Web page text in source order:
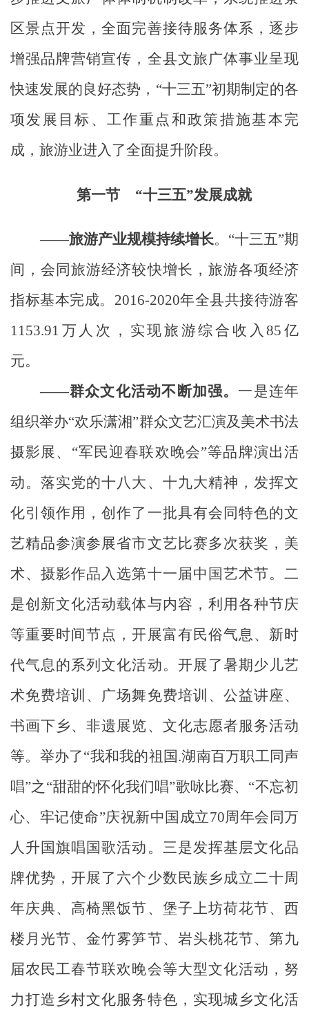
区景点开发，全面完善接待服务体系， 逐步
增强品牌营销宣传，全县文旅广体事业呈现
快速发展的良好态势， “十三五”初期制定的各
项发展目标、工作重点和政策措施基本完
成，旅游业进入了全面提升阶段。
第一节 “十三五”发展成就
——旅游产业规模持续增长。 “十三五”期
间，会同旅游经济较快增长，旅游各项经济
指标基本完成。 2016-2020年全县共接待游客
1153.91 万人次，实现旅游综合收入85 亿
元。
——群众文化活动不断加强。 一是连年
组织举办“欢乐潇湘”群众文艺汇演及美术书法
摄影展、 “军民迎春联欢晚会”等品牌演出活
动。落实党的十八大、十九大精神，发挥文
化引领作用，创作了一批具有会同特色的文
艺精品参演参展省市文艺比赛多次获奖，美
术、摄影作品入选第十一届中国艺术节。二
是创新文化活动载体与内容，利用各种节庆
等重要时间节点，开展富有民俗气息、新时
代气息的系列文化活动。开展了暑期少儿艺
术免费培训、广场舞免费培训、公益讲座、
书画下乡、非遗展览、文化志愿者服务活动
等。举办了“我和我的祖国 .湖南百万职工同声
唱”之 “甜甜的怀化我们唱”歌咏比赛、 “不忘初
心、牢记使命”庆祝新中国成立70周年会同万
人升国旗唱国歌活动。三是发挥基层文化品
牌优势，开展了六个少数民族乡成立二十周
年庆典、高椅黑饭节、堡子上坊荷花节、西
楼月光节、金竹雾笋节、岩头桃花节、第九
届农民工春节联欢晚会等大型文化活动，努
力打造乡村文化服务特色，实现城乡文化活